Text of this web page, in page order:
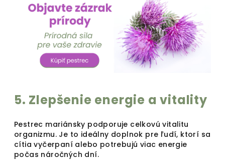
5. Zlepšenie energie a vitality
Pestrec mariánsky podporuje celkovú vitalitu
organizmu. Je to ideálny doplnok pre ľudí, ktorí sa
cítia vyčerpaní alebo potrebujú viac energie
počas náročných dní.